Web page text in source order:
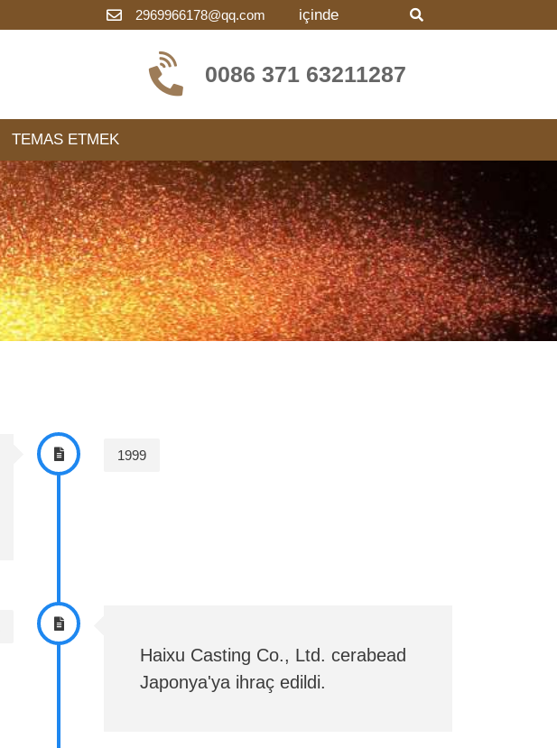
2969966178@qq.com içinde
0086 371 63211287
TEMAS ETMEK
1999
Haixu Casting Co., Ltd. cerabead
Japonya'ya ihraç edildi.